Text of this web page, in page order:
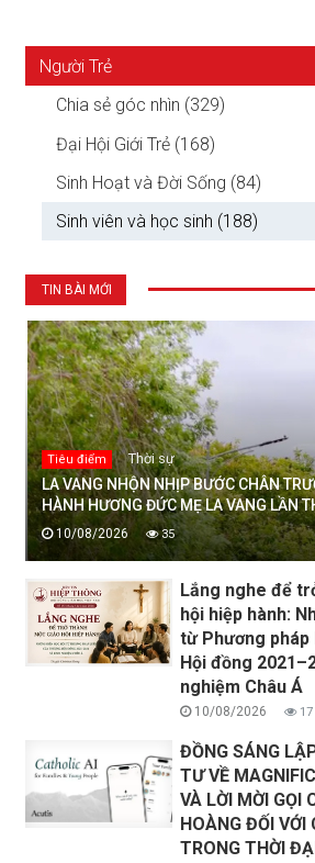
Người Trẻ
Chia sẻ góc nhìn (329)
Đại Hội Giới Trẻ (168)
Sinh Hoạt và Đời Sống (84)
Sinh viên và học sinh (188)
TIN BÀI MỚI
Tiêu điểm Thời sự
LA VANG NHỘN NHỊP BƯỚC CHÂN
HÀNH HƯƠNG ĐỨC MẸ LA VANG LẦN
10/08/2026 35
Lắng nghe để
hội hiệp hành:
từ Phương pháp
Hội đồng
nghiệm Châu Á
10/08/2026 17
ĐỒNG SÁNG
TƯ VỀ
VÀ LỜI MỜI GỌI
HOÀNG ĐỐI VỚI
TRONG THỜI